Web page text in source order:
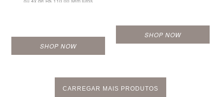
SHOP NOW
SHOP NOW
CARREGAR MAIS PRODUTOS